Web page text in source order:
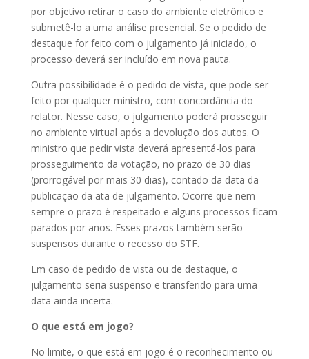
por objetivo retirar o caso do ambiente eletrônico e
submetê-lo a uma análise presencial. Se o pedido de
destaque for feito com o julgamento já iniciado, o
processo deverá ser incluído em nova pauta.
Outra possibilidade é o pedido de vista, que pode ser
feito por qualquer ministro, com concordância do
relator. Nesse caso, o julgamento poderá prosseguir
no ambiente virtual após a devolução dos autos. O
ministro que pedir vista deverá apresentá-los para
prosseguimento da votação, no prazo de 30 dias
(prorrogável por mais 30 dias), contado da data da
publicação da ata de julgamento. Ocorre que nem
sempre o prazo é respeitado e alguns processos ficam
parados por anos. Esses prazos também serão
suspensos durante o recesso do STF.
Em caso de pedido de vista ou de destaque, o
julgamento seria suspenso e transferido para uma
data ainda incerta.
O que está em jogo?
No limite, o que está em jogo é o reconhecimento ou